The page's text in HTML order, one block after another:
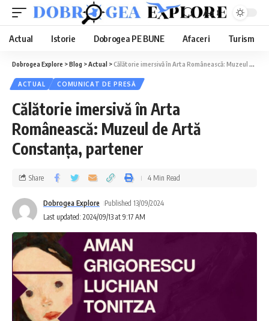
Aa
Actual Istorie Dobrogea PE BUNE Afaceri Turism
Dobrogea Explore >Blog >Actual >Călătorie imersivă în Arta Românească: Muzeul de Artă Constanța, partener
ACTUAL COMUNICAT DE PRESĂ
Călătorie imersivă în Arta
Românească: Muzeul de Artă
Constanța, partener
Last updated: 2024/09/13 at 9:17 AM
Dobrogea Explore Published 13/09/2024
Share 4 Min Read